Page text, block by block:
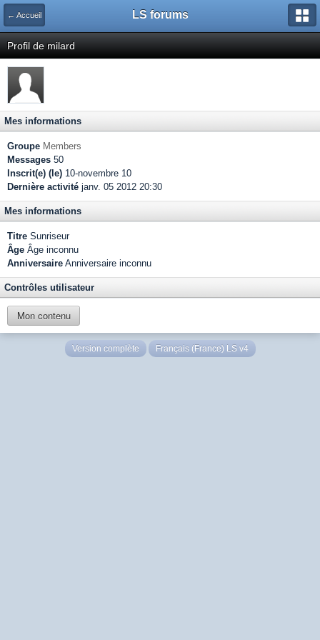
← Accueil LS forums
Profil de milard
Mes informations
Groupe Members
Messages 50
Inscrit(e) (le) 10-novembre 10
Dernière activité janv. 05 2012 20:30
Mes informations
Titre Sunriseur
Âge Âge inconnu
Anniversaire Anniversaire inconnu
Contrôles utilisateur
Mon contenu
Version complète Français (France) LS v4